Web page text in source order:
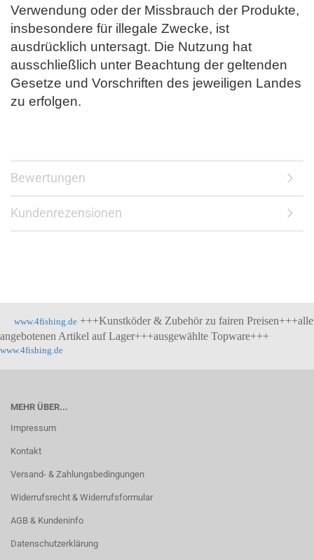
Verwendung oder der Missbrauch der Produkte,
insbesondere für illegale Zwecke, ist
ausdrücklich untersagt. Die Nutzung hat
ausschließlich unter Beachtung der geltenden
Gesetze und Vorschriften des jeweiligen Landes
zu erfolgen.
Bewertungen
Kundenrezensionen
www.4fishing.de +++Kunstköder & Zubehör zu fairen Preisen+++alle
angebotenen Artikel auf Lager+++ausgewählte Topware+++
www.4fishing.de
MEHR ÜBER...
Impressum
Kontakt
Versand- & Zahlungsbedingungen
Widerrufsrecht & Widerrufsformular
AGB & Kundeninfo
Datenschutzerklärung